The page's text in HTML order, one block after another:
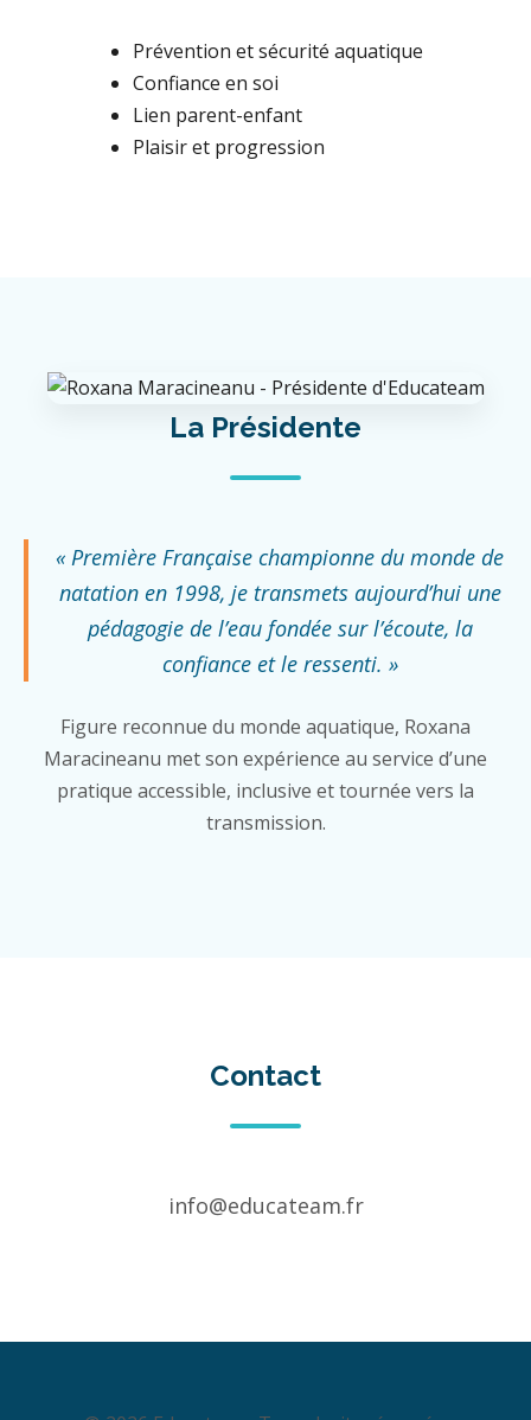
Prévention et sécurité aquatique
Confiance en soi
Lien parent-enfant
Plaisir et progression
La Présidente
« Première Française championne du monde de
natation en 1998, je transmets aujourd’hui une
pédagogie de l’eau fondée sur l’écoute, la
confiance et le ressenti. »
Figure reconnue du monde aquatique, Roxana
Maracineanu met son expérience au service d’une
pratique accessible, inclusive et tournée vers la
transmission.
Contact
info@educateam.fr